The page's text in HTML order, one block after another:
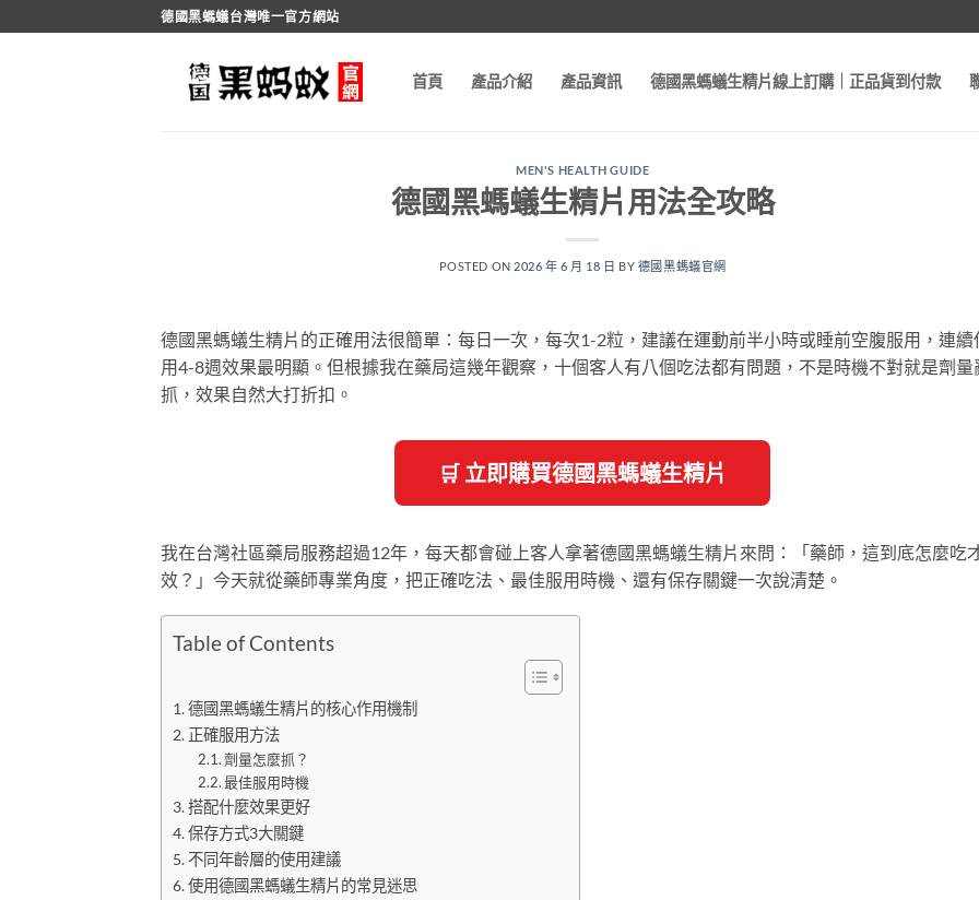
德國黑螞蟻台灣唯一官方網站
首頁 產品介紹 產品資訊 德國黑螞蟻生精片線上訂購｜正品貨到付款
MEN'S HEALTH GUIDE
德國黑螞蟻生精片用法全攻略
POSTED ON 2026 年 6 月 18 日 BY 德國黑螞蟻官網
德國黑螞蟻生精片的正確用法很簡單：每日一次，每次1-2粒，建議在運動前半小時或睡前空腹服用，連續
用4-8週效果最明顯。但根據我在藥局這幾年觀察，十個客人有八個吃法都有問題，不是時機不對就是劑量
抓，效果自然大打折扣。
🛒 立即購買德國黑螞蟻生精片
我在台灣社區藥局服務超過12年，每天都會碰上客人拿著德國黑螞蟻生精片來問：「藥師，這到底怎麼吃
效？」今天就從藥師專業角度，把正確吃法、最佳服用時機、還有保存關鍵一次說清楚。
Table of Contents
德國黑螞蟻生精片的核心作用機制
正確服用方法
劑量怎麼抓？
最佳服用時機
搭配什麼效果更好
保存方式3大關鍵
不同年齡層的使用建議
使用德國黑螞蟻生精片的常見迷思